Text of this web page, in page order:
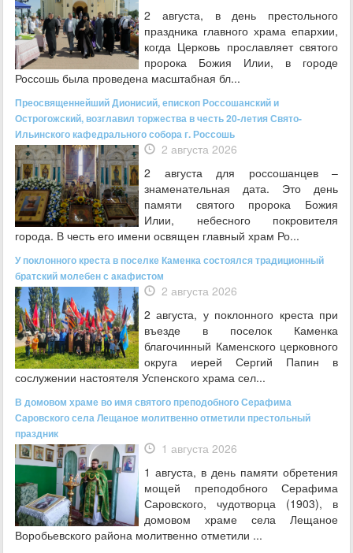
2 августа, в день престольного
праздника главного храма епархии,
когда Церковь прославляет святого
пророка Божия Илии, в городе
Россошь была проведена масштабная бл...
Преосвященнейший Дионисий, епископ Россошанский и
Острогожский, возглавил торжества в честь 20-летия Свято-
Ильинского кафедрального собора г. Россошь
2 августа 2026
2 августа для россошанцев –
знаменательная дата. Это день
памяти святого пророка Божия
Илии, небесного покровителя
города. В честь его имени освящен главный храм Ро...
У поклонного креста в поселке Каменка состоялся традиционный
братский молебен с акафистом
2 августа 2026
2 августа, у поклонного креста при
въезде в поселок Каменка
благочинный Каменского церковного
округа иерей Сергий Папин в
сослужении настоятеля Успенского храма сел...
В домовом храме во имя святого преподобного Серафима
Саровского села Лещаное молитвенно отметили престольный
праздник
1 августа 2026
1 августа, в день памяти обретения
мощей преподобного Серафима
Саровского, чудотворца (1903), в
домовом храме села Лещаное
Воробьевского района молитвенно отметили ...